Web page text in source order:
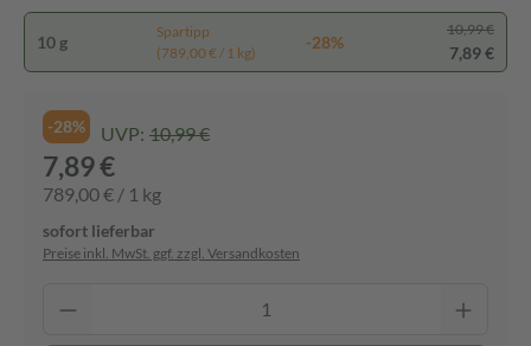
10 g
Spartipp
(789,00 € / 1 kg)
-28%
10,99 €
7,89 €
-28% UVP: 10,99 €
7,89 €
789,00 € / 1 kg
sofort lieferbar
Preise inkl. MwSt. ggf. zzgl. Versandkosten